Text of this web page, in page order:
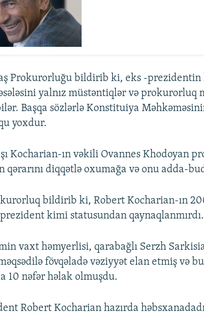
Prokurorluğu bildirib ki, eks -prezidentin
yalnız müstəntiqlər və prokurorluq
Başqa sözlərlə Konstituiya
yoxdur.
Kocharian-ın vəkili Ovannes Khodoyan
qərarını diqqətlə oxumağa və onu adda-
bildirib ki, Robert Kocharian-ın
kimi statusundan qaynaqlanmırdı.
vaxt həmyerlisi, qarabağlı Serzh
fövqəladə vəziyyət elan etmiş və
10 nəfər həlak olmuşdu.
Robert Kocharian hazırda